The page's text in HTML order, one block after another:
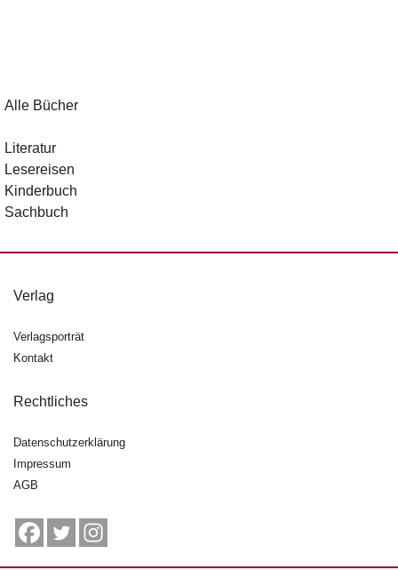
Alle Bücher
Literatur
Lesereisen
Kinderbuch
Sachbuch
Verlag
Verlagsporträt
Kontakt
Rechtliches
Datenschutzerklärung
Impressum
AGB